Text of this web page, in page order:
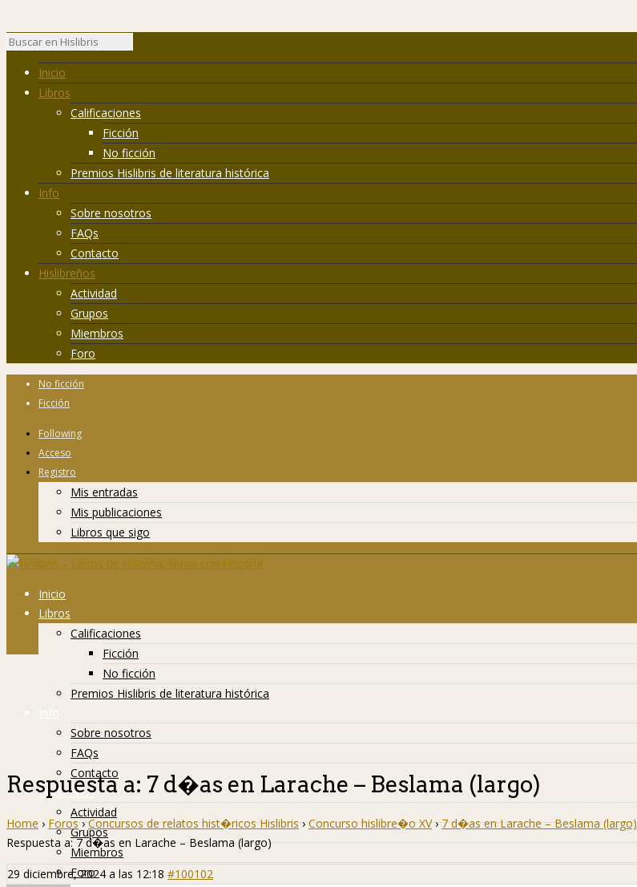
Inicio
Libros
Calificaciones
Ficción
No ficción
Premios Hislibris de literatura histórica
Info
Sobre nosotros
FAQs
Contacto
Hislibreños
Actividad
Grupos
Miembros
Foro
No ficción
Ficción
Following
Acceso
Registro
Mis entradas
Mis publicaciones
Libros que sigo
Inicio
Libros
Calificaciones
Ficción
No ficción
Premios Hislibris de literatura histórica
Info
Sobre nosotros
FAQs
Contacto
Hislibreños
Actividad
Grupos
Miembros
Foro
Respuesta a: 7 d�as en Larache – Beslama (largo)
Home › Foros › Concursos de relatos hist�ricos Hislibris › Concurso hislibre�o XV › 7 d�as en Larache – Beslama (largo)
Respuesta a: 7 d�as en Larache – Beslama (largo)
29 diciembre, 2024 a las 12:18 #100102